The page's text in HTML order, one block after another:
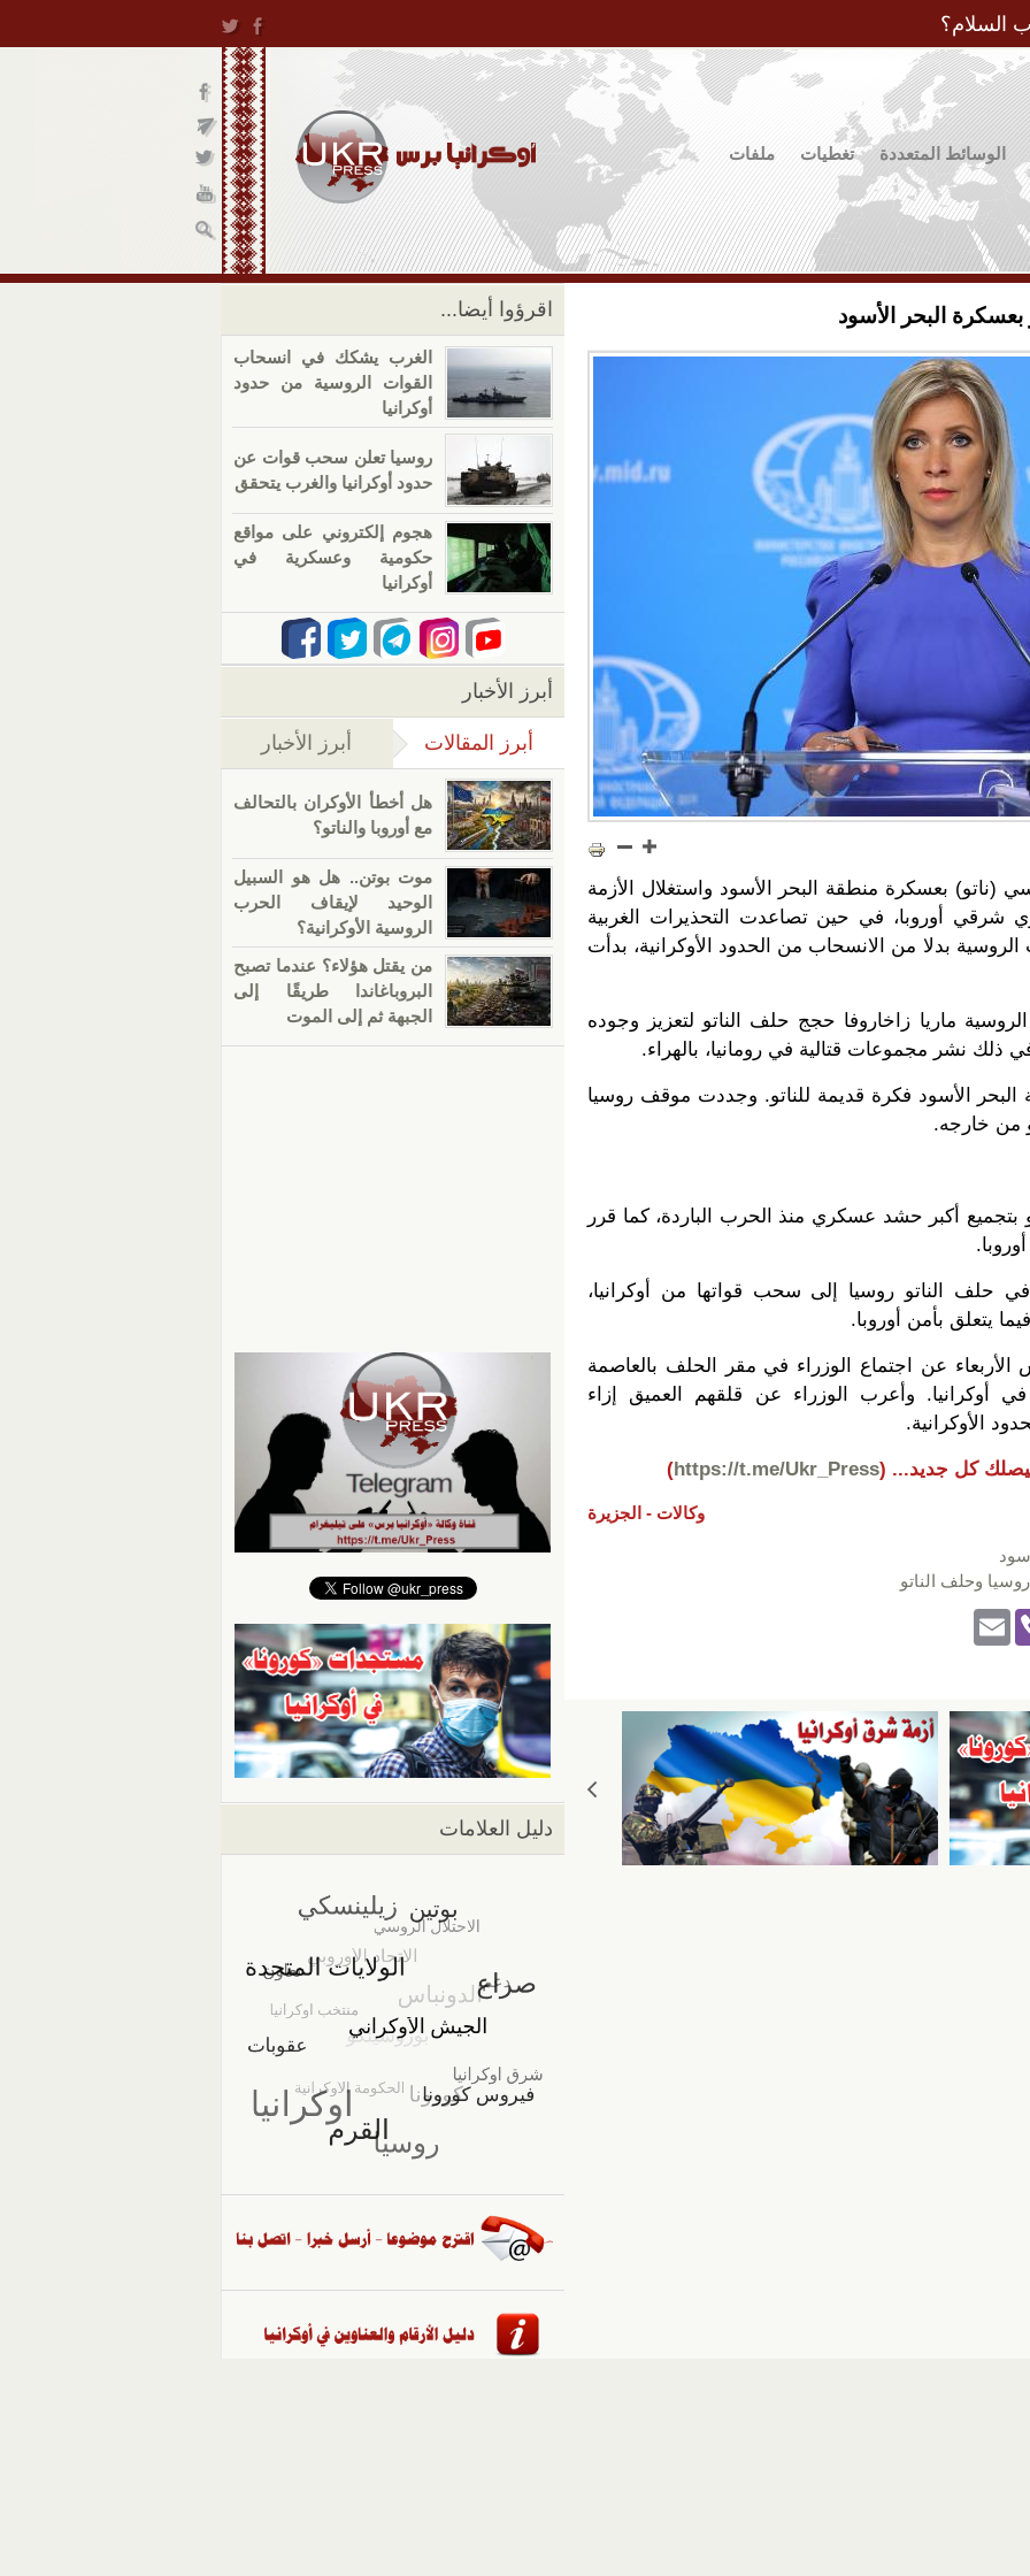
السلام؟
الوسائط المتعددة تغطيات ملفات
بعسكرة البحر الأسود
بعسكرة منطقة البحر الأسود واستغلال الأزمة
شرقي أوروبا، في حين تصاعدت التحذيرات الغربية
بدلا من الانسحاب من الحدود الأوكرانية، بدأت
ماريا زاخاروفا حجج حلف الناتو لتعزيز وجوده
ذلك نشر مجموعات قتالية في رومانيا، بالهراء.
الأسود فكرة قديمة للناتو. وجددت موقف روسيا
من خارجه.
أكبر حشد عسكري منذ الحرب الباردة، كما قرر
حلف الناتو روسيا إلى سحب قواتها من أوكرانيا،
يتعلق بأمن أوروبا.
عن اجتماع الوزراء في مقر الحلف بالعاصمة
أوكرانيا. وأعرب الوزراء عن قلقهم العميق إزاء
الأوكرانية.
كل جديد... (
https://t.me/Ukr_Press
)
وكالات - الجزيرة
روسيا وحلف الناتو
Vi
اقرؤوا أيضا...
الغرب يشكك في انسحاب
القوات الروسية من حدود
أوكرانيا
روسيا تعلن سحب قوات عن
حدود أوكرانيا والغرب يتحقق
هجوم إلكتروني على مواقع
حكومية وعسكرية في
أوكرانيا
أبرز الأخبار
أبرز المقالات (علامة التبويب النشطة)
أبرز الأخبار
هل أخطأ الأوكران بالتحالف
مع أوروبا والناتو؟
موت بوتن.. هل هو السبيل
الوحيد لإيقاف الحرب
الروسية الأوكرانية؟
من يقتل هؤلاء؟ عندما تصبح
البروباغاندا طريقًا إلى
الجبهة ثم إلى الموت
دليل العلامات